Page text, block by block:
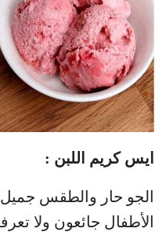
ايس كريم اللبن :
الجو حار والطقس
الأطفال جائعون ولا